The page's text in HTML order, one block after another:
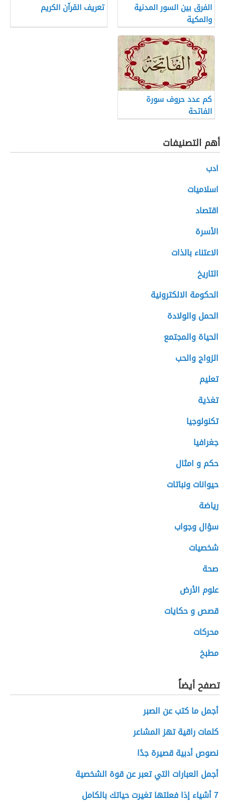
الفرق بين السور المدنية
والمكية
تعريف القرآن الكريم
كم عدد حروف سورة
الفاتحة
أهم التصنيفات
ادب
اسلاميات
اقتصاد
الأسرة
الاعتناء بالذات
التاريخ
الحكومة الالكترونية
الحمل والولادة
الحياة والمجتمع
الزواج والحب
تعليم
تغذية
تكنولوجيا
جغرافيا
حكم و امثال
حيوانات ونباتات
رياضة
سؤال وجواب
شخصيات
صحة
علوم الأرض
قصص و حكايات
محركات
مطبخ
تصفح أيضاً
أجمل ما كتب عن الصبر
كلمات راقية تهز المشاعر
نصوص أدبية قصيرة جدًا
أجمل العبارات التي تعبر عن قوة الشخصية
7 أشياء إذا فعلتها تغيرت حياتك بالكامل